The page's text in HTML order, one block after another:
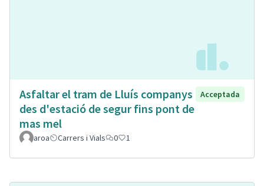
Asfaltar el tram de Lluís companys
des d'estació de segur fins pont de
mas mel
Acceptada
aroa Carrers i Vials 0 1